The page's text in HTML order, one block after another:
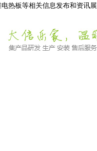
热板等相关信息发布和资讯